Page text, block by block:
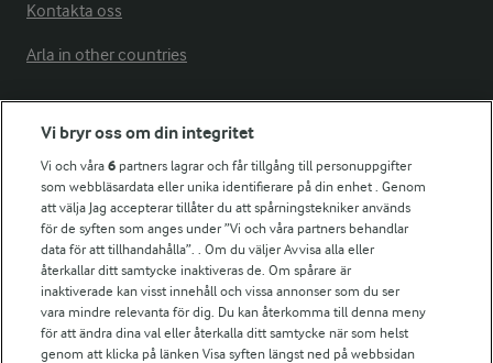
Kontakta oss
Arla in other countries
Fler Arlasajter
För ägare
Arlas kundportal
Arla.com
Falbygdens Ost
Arla webbshop
Bildbank
Vi bryr oss om din integritet
Vi och våra6 partners lagrar och får tillgång till personuppgifter
som webbläsardata eller unika identifierare på din enhet . Genom
att välja Jag accepterar tillåter du att spårningstekniker används
för de syften som anges under ”Vi och våra partners behandlar
data för att tillhandahålla”. . Om du väljer Avvisa alla eller
återkallar ditt samtycke inaktiveras de. Om spårare är
inaktiverade kan visst innehåll och vissa annonser som du ser
vara mindre relevanta för dig. Du kan återkomma till denna meny
för att ändra dina val eller återkalla ditt samtycke när som helst
genom att klicka på länken Visa syften längst ned på webbsidan